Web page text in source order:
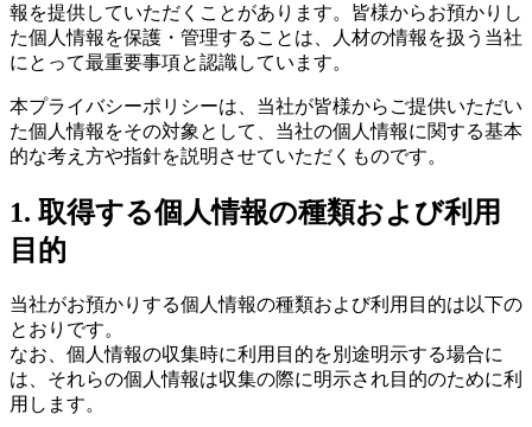
報を提供していただくことがあります。皆様からお預かりし
た個人情報を保護・管理することは、人材の情報を扱う当社
にとって最重要事項と認識しています。
本プライバシーポリシーは、当社が皆様からご提供いただい
た個人情報をその対象として、当社の個人情報に関する基本
的な考え方や指針を説明させていただくものです。
1. 取得する個人情報の種類および利用
目的
当社がお預かりする個人情報の種類および利用目的は以下の
とおりです。
なお、個人情報の収集時に利用目的を別途明示する場合に
は、それらの個人情報は収集の際に明示され目的のために利
用します。